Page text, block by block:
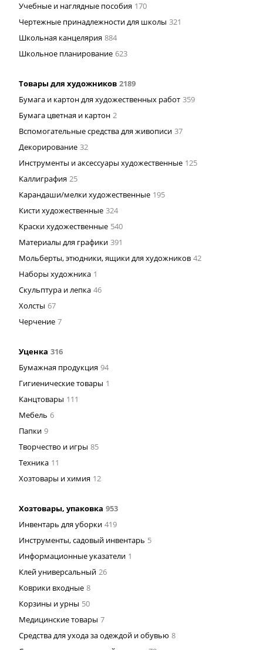
Учебные и наглядные пособия 170
Чертежные принадлежности для школы 321
Школьная канцелярия 884
Школьное планирование 623
Товары для художников 2189
Бумага и картон для художественных работ 359
Бумага цветная и картон 2
Вспомогательные средства для живописи 37
Декорирование 32
Инструменты и аксессуары художественные 125
Каллиграфия 25
Карандаши/мелки художественные 195
Кисти художественные 324
Краски художественные 540
Материалы для графики 391
Мольберты, этюдники, ящики для художников 42
Наборы художника 1
Скульптура и лепка 46
Холсты 67
Черчение 7
Уценка 316
Бумажная продукция 94
Гигиенические товары 1
Канцтовары 111
Мебель 6
Папки 9
Творчество и игры 85
Техника 11
Хозтовары и химия 12
Хозтовары, упаковка 953
Инвентарь для уборки 419
Инструменты, садовый инвентарь 5
Информационные указатели 1
Клей универсальный 26
Коврики входные 8
Корзины и урны 50
Медицинские товары 7
Средства для ухода за одеждой и обувью 8